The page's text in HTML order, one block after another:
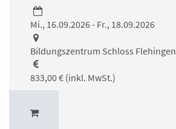
Mi., 16.09.2026 - Fr., 18.09.2026
Bildungszentrum Schloss Flehingen
833,00 € (inkl. MwSt.)